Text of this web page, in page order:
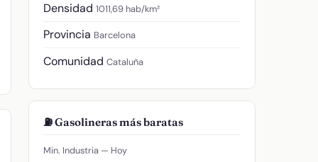
Densidad 1011,69 hab/km²
Provincia Barcelona
Comunidad Cataluña
⛽ Gasolineras más baratas
Min. Industria — Hoy